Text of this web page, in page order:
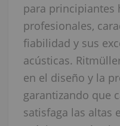
para principiantes
profesionales,
fiabilidad y sus
acústicas.
en el diseño y la
garantizando que
satisfaga las altas